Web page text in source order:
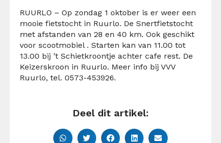
RUURLO – Op zondag 1 oktober is er weer een
mooie fietstocht in Ruurlo. De Snertfietstocht
met afstanden van 28 en 40 km. Ook geschikt
voor scootmobiel . Starten kan van 11.00 tot
13.00 bij ’t Schietkroontje achter cafe rest. De
Keizerskroon in Ruurlo. Meer info bij VVV
Ruurlo, tel. 0573-453926.
Deel dit artikel: